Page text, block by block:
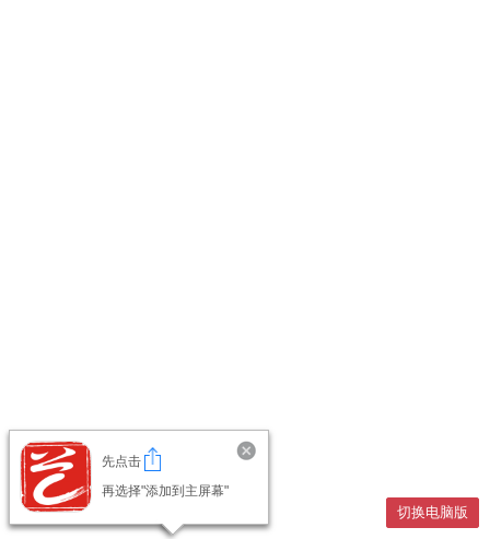
先点击
再选择"添加到主屏幕"
切换电脑版
切换电脑版